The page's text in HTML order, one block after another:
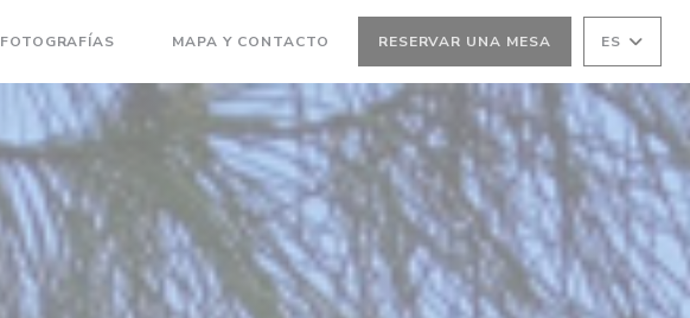
FOTOGRAFÍAS MAPA Y CONTACTO RESERVAR UNA MESA ES